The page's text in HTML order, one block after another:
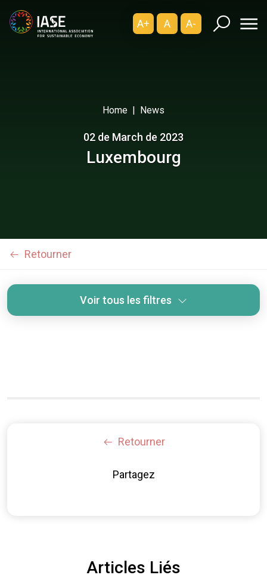
A+ A A-
Home News
02 de March de 2023
Luxembourg
Retourner
Voir tous les filtres
Retourner
Partagez
Articles Liés